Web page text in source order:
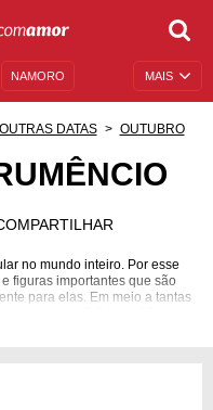
MAIS
NAMORO
DESCULPAS
OUTRAS DATAS OUTUBRO
no mundo inteiro. Por esse
figuras importantes que são
para elas. Em meio a tantas
de algumas. O Dia de São
tempo em que espalha